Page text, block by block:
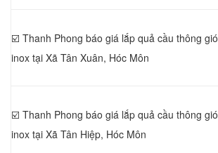
☑️ Thanh Phong báo giá lắp quả cầu thông gió
inox tại Xã Tân Xuân, Hóc Môn
☑️ Thanh Phong báo giá lắp quả cầu thông gió
inox tại Xã Tân Hiệp, Hóc Môn